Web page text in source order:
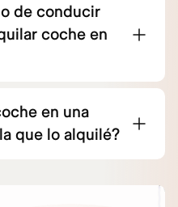
de conducir
coche en
en una
que lo alquilé?